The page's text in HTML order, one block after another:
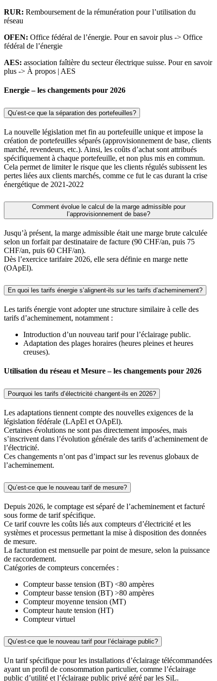
RUR: Remboursement de la rémunération pour l’utilisation du
réseau
OFEN: Office fédéral de l’énergie. Pour en savoir plus -> Office
fédéral de l’énergie
AES: association faîtière du secteur électrique suisse. Pour en savoir
plus -> À propos | AES
Energie – les changements pour 2026
Qu’est-ce que la séparation des portefeuilles?
La nouvelle législation met fin au portefeuille unique et impose la
création de portefeuilles séparés (approvisionnement de base, clients
marché, revendeurs, etc.). Ainsi, les coûts d’achat sont attribués
spécifiquement à chaque portefeuille, et non plus mis en commun.
Cela permet de limiter le risque que les clients régulés subissent les
pertes liées aux clients marchés, comme ce fut le cas durant la crise
énergétique de 2021-2022
Comment évolue le calcul de la marge admissible pour
l’approvisionnement de base?
Jusqu’à présent, la marge admissible était une marge brute calculée
selon un forfait par destinataire de facture (90 CHF/an, puis 75
CHF/an, puis 60 CHF/an).
Dès l’exercice tarifaire 2026, elle sera définie en marge nette
(OApEl).
En quoi les tarifs énergie s’alignent-ils sur les tarifs d’acheminement?
Les tarifs énergie vont adopter une structure similaire à celle des
tarifs d’acheminement, notamment :
Introduction d’un nouveau tarif pour l’éclairage public.
Adaptation des plages horaires (heures pleines et heures
creuses).
Utilisation du réseau et Mesure – les changements pour 2026
Pourquoi les tarifs d’électricité changent-ils en 2026?
Les adaptations tiennent compte des nouvelles exigences de la
législation fédérale (LApEl et OApEl).
Certaines évolutions ne sont pas directement imposées, mais
s’inscrivent dans l’évolution générale des tarifs d’acheminement de
l’électricité.
Ces changements n’ont pas d’impact sur les revenus globaux de
l’acheminement.
Qu’est-ce que le nouveau tarif de mesure?
Depuis 2026, le comptage est séparé de l’acheminement et facturé
sous forme de tarif spécifique.
Ce tarif couvre les coûts liés aux compteurs d’électricité et les
systèmes et processus permettant la mise à disposition des données
de mesure.
La facturation est mensuelle par point de mesure, selon la puissance
de raccordement.
Catégories de compteurs concernées :
Compteur basse tension (BT) <80 ampères
Compteur basse tension (BT) >80 ampères
Compteur moyenne tension (MT)
Compteur haute tension (HT)
Compteur virtuel
Qu’est-ce que le nouveau tarif pour l’éclairage public?
Un tarif spécifique pour les installations d’éclairage télécommandées
ayant un profil de consommation particulier, comme l’éclairage
public d’utilité et l’éclairage public privé géré par les SiL.